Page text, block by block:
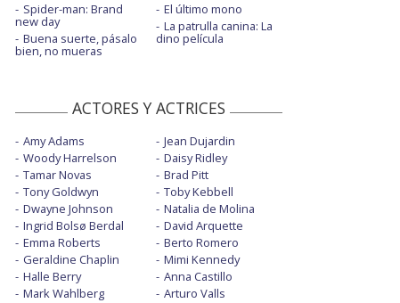
Spider-man: Brand
new day
Buena suerte, pásalo
bien, no mueras
El último mono
La patrulla canina: La
dino película
ACTORES Y ACTRICES
Amy Adams
Woody Harrelson
Tamar Novas
Tony Goldwyn
Dwayne Johnson
Ingrid Bolsø Berdal
Emma Roberts
Geraldine Chaplin
Halle Berry
Mark Wahlberg
Jean Dujardin
Daisy Ridley
Brad Pitt
Toby Kebbell
Natalia de Molina
David Arquette
Berto Romero
Mimi Kennedy
Anna Castillo
Arturo Valls